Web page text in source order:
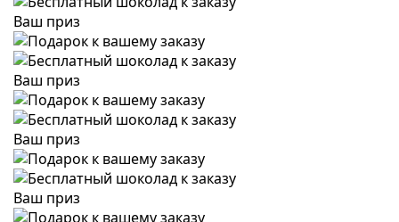
Ваш приз
Ваш приз
Ваш приз
Ваш приз